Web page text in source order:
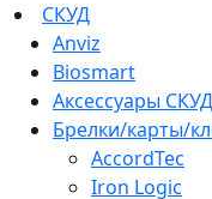
СКУД
Anviz
Biosmart
Аксессуары СКУД
Брелки/карты/
AccordTec
Iron Logic